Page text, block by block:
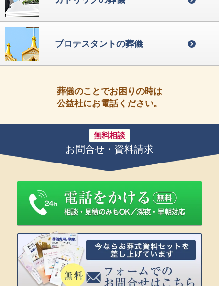
プロテスタントの葬儀
葬儀のことでお困りの時は
公益社にお電話ください。
無料相談
お問合せ・資料請求